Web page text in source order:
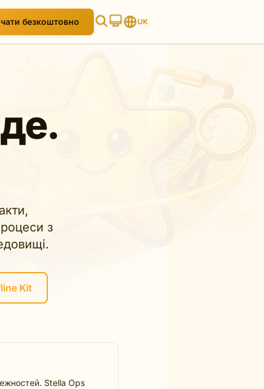
безкоштовно UK
з
Kit
Stella Ops